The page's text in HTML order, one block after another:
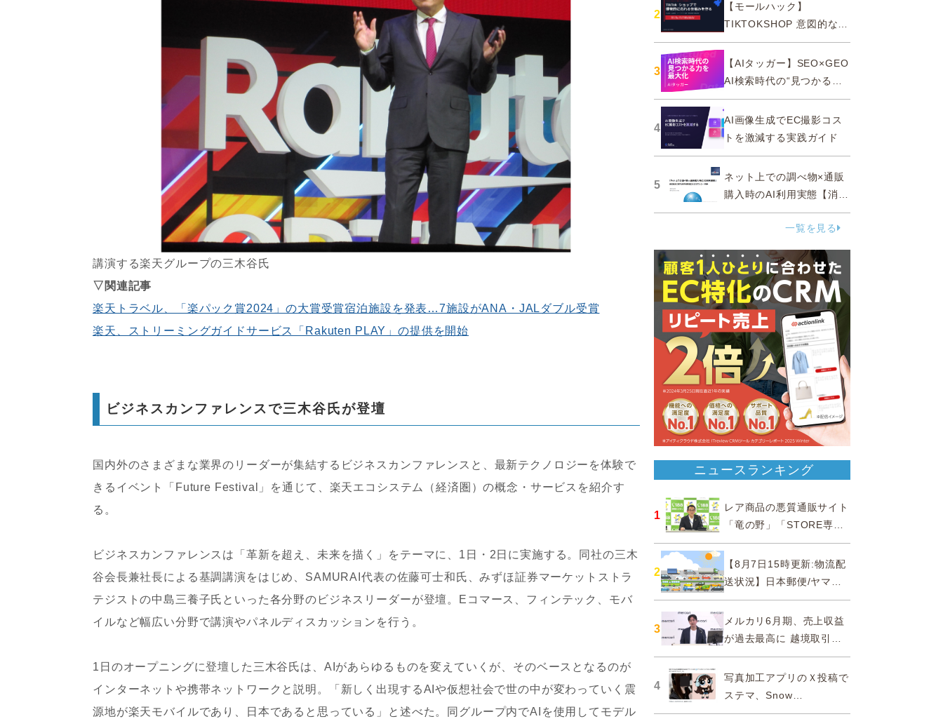
講演する楽天グループの三木谷氏
▽関連記事
楽天トラベル、「楽パック賞2024」の大賞受賞宿泊施設を発表…7施設がANA・JALダブル受賞
楽天、ストリーミングガイドサービス「Rakuten PLAY」の提供を開始
ビジネスカンファレンスで三木谷氏が登壇
国内外のさまざまな業界のリーダーが集結するビジネスカンファレンスと、最新テクノロジーを体験で
きるイベント「Future Festival」を通じて、楽天エコシステム（経済圏）の概念・サービスを紹介す
る。
ビジネスカンファレンスは「革新を超え、未来を描く」をテーマに、1日・2日に実施する。同社の三木
谷会長兼社長による基調講演をはじめ、SAMURAI代表の佐藤可士和氏、みずほ証券マーケットストラ
テジストの中島三養子氏といった各分野のビジネスリーダーが登壇。Eコマース、フィンテック、モバ
イルなど幅広い分野で講演やパネルディスカッションを行う。
1日のオープニングに登壇した三木谷氏は、AIがあらゆるものを変えていくが、そのベースとなるのが
インターネットや携帯ネットワークと説明。「新しく出現するAIや仮想社会で世の中が変わっていく震
源地が楽天モバイルであり、日本であると思っている」と述べた。同グループ内でAIを使用してモデル
2
【モールハック】
TIKTOKSHOP 意図的なバ
ズを生む法則
3
【AIタッガー】SEO×GEO
AI検索時代の“見つかる
力”を最大化
4
AI画像生成でEC撮影コス
トを激減する実践ガイド
5
ネット上での調べ物×通販
購入時のAI利用実態【消費
者調査 2025】
一覧を見る
ニュースランキング
1
レア商品の悪質通販サイト
「竜の野」「STORE専門
ショップ」などに注意…消
費者庁
2
【8月7日15時更新:物流配
送状況】日本郵便/ヤマト
運輸/佐川急便/西濃運輸/福
山通運
3
メルカリ6月期、売上収益
が過去最高に 越境取引が
急成長
4
写真加工アプリのＸ投稿で
ステマ、Snow
Corporationと日本法人に